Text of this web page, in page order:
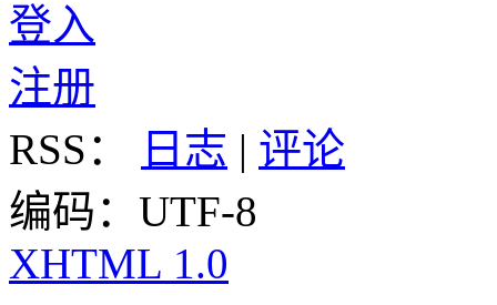
登入
注册
RSS：
日志 | 评论
编码：UTF-8
XHTML 1.0